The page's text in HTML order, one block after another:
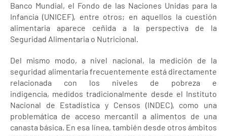
Banco Mundial, el Fondo de las Naciones Unidas para la
Infancia (UNICEF), entre otros; en aquellos la cuestión
alimentaria aparece ceñida a la perspectiva de la
Seguridad Alimentaria o Nutricional.
Del mismo modo, a nivel nacional, la medición de la
seguridad alimentaria frecuentemente está directamente
relacionada con los niveles de pobreza e
indigencia, medidos tradicionalmente desde el Instituto
Nacional de Estadística y Censos (INDEC), como una
problemática de acceso mercantil a alimentos de una
canasta básica. En esa línea, también desde otros ámbitos